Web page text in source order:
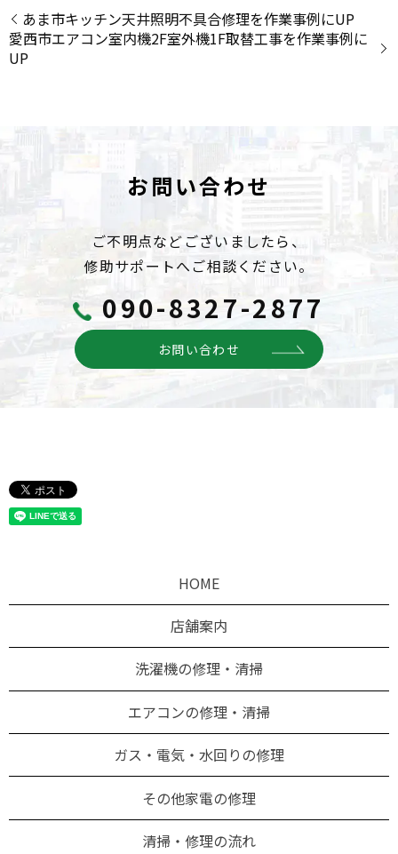
あま市キッチン天井照明不具合修理を作業事例にUP
愛西市エアコン室内機2F室外機1F取替工事を作業事例に
UP
お問い合わせ
ご不明点などございましたら、
修助サポートへご相談ください。
090-8327-2877
お問い合わせ
HOME
店舗案内
洗濯機の修理・清掃
エアコンの修理・清掃
ガス・電気・水回りの修理
その他家電の修理
清掃・修理の流れ